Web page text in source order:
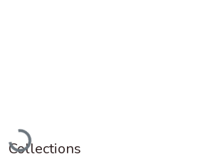
Collections